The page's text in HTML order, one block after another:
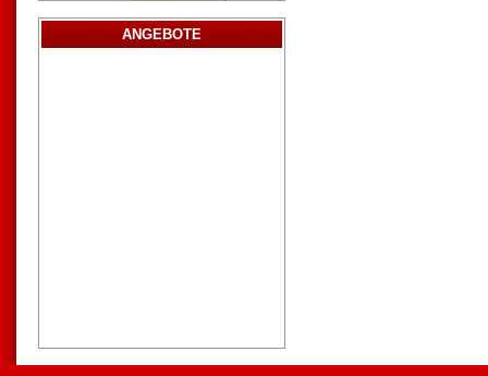
ANGEBOTE